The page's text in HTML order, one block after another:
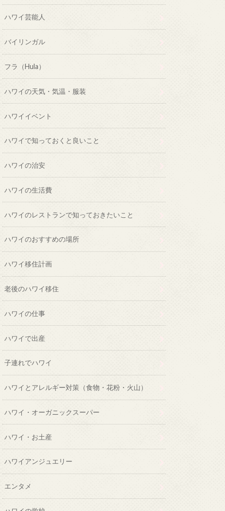
ハワイ芸能人
バイリンガル
フラ（Hula）
ハワイの天気・気温・服装
ハワイイベント
ハワイで知っておくと良いこと
ハワイの治安
ハワイの生活費
ハワイのレストランで知っておきたいこと
ハワイのおすすめの場所
ハワイ移住計画
老後のハワイ移住
ハワイの仕事
ハワイで出産
子連れでハワイ
ハワイとアレルギー対策（食物・花粉・火山）
ハワイ・オーガニックスーパー
ハワイ・お土産
ハワイアンジュエリー
エンタメ